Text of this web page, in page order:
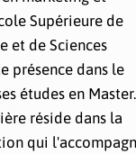
Supérieure de
et de Sciences
présence dans le
études en Master.
réside dans la
qui